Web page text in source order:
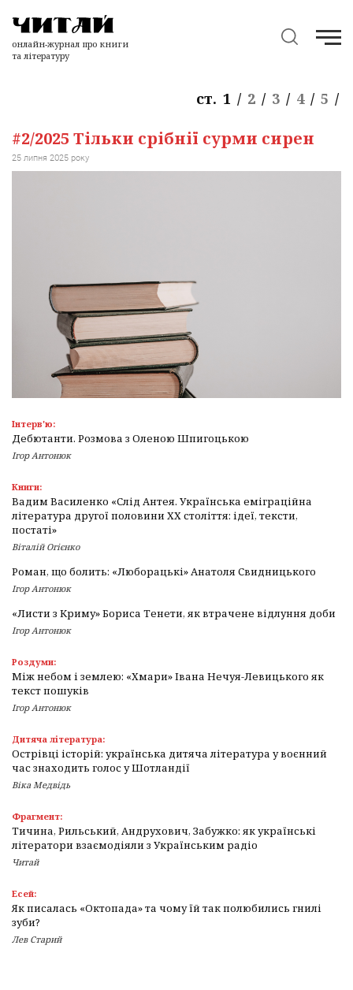
онлайн-журнал про книги
та літературу
ст. 1 / 2 / 3 / 4 / 5 /
#2/2025 Тільки срібнії сурми сирен
25 липня 2025 року
Інтерв'ю:
Дебютанти. Розмова з Оленою Шпигоцькою
Ігор Антонюк
Книги:
Вадим Василенко «Слід Антея. Українська еміграційна
література другої половини ХХ століття: ідеї, тексти,
постаті»
Віталій Огієнко
Роман, що болить: «Люборацькі» Анатоля Свидницького
Ігор Антонюк
«Листи з Криму» Бориса Тенети, як втрачене відлуння доби
Ігор Антонюк
Роздуми:
Між небом і землею: «Хмари» Івана Нечуя-Левицького як
текст пошуків
Ігор Антонюк
Дитяча література:
Острівці історій: українська дитяча література у воєнний
час знаходить голос у Шотландії
Віка Медвідь
Фрагмент:
Тичина, Рильський, Андрухович, Забужко: як українські
літератори взаємодіяли з Українським радіо
Читай
Есей:
Як писалась «Октопада» та чому їй так полюбились гнилі
зуби?
Лев Старий